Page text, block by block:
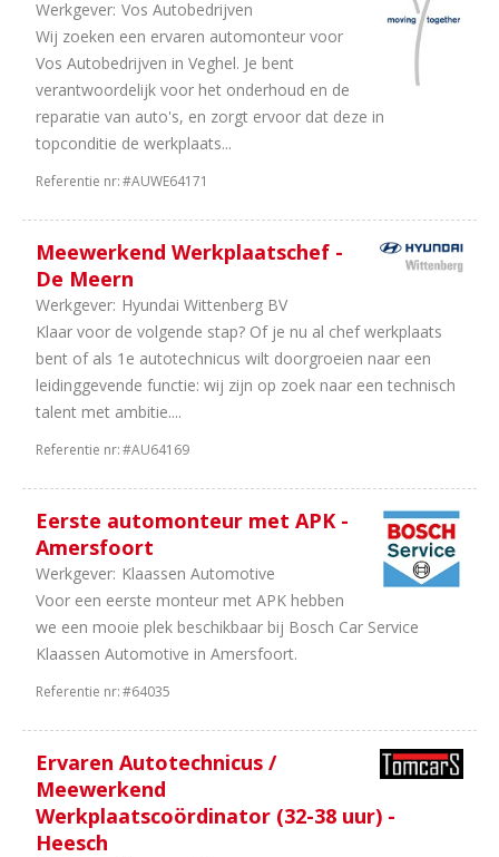
Werkgever: Vos Autobedrijven
Wij zoeken een ervaren automonteur voor
Vos Autobedrijven in Veghel. Je bent
verantwoordelijk voor het onderhoud en de
reparatie van auto's, en zorgt ervoor dat deze in
topconditie de werkplaats...
Referentie nr:#AUWE64171
Meewerkend Werkplaatschef -
De Meern
Werkgever: Hyundai Wittenberg BV
Klaar voor de volgende stap? Of je nu al chef werkplaats
bent of als 1e autotechnicus wilt doorgroeien naar een
leidinggevende functie: wij zijn op zoek naar een technisch
talent met ambitie....
Referentie nr:#AU64169
Eerste automonteur met APK -
Amersfoort
Werkgever: Klaassen Automotive
Voor een eerste monteur met APK hebben
we een mooie plek beschikbaar bij Bosch Car Service
Klaassen Automotive in Amersfoort.
Referentie nr:#64035
Ervaren Autotechnicus /
Meewerkend
Werkplaatscoördinator (32-38 uur) -
Heesch